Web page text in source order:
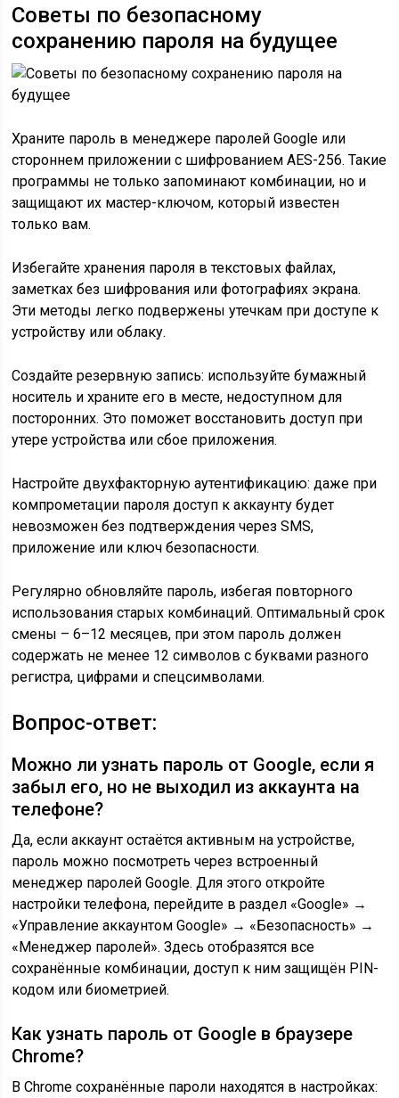
Советы по безопасному
сохранению пароля на будущее
Храните пароль в менеджере паролей Google или
стороннем приложении с шифрованием AES-256. Такие
программы не только запоминают комбинации, но и
защищают их мастер-ключом, который известен
только вам.
Избегайте хранения пароля в текстовых файлах,
заметках без шифрования или фотографиях экрана.
Эти методы легко подвержены утечкам при доступе к
устройству или облаку.
Создайте резервную запись: используйте бумажный
носитель и храните его в месте, недоступном для
посторонних. Это поможет восстановить доступ при
утере устройства или сбое приложения.
Настройте двухфакторную аутентификацию: даже при
компрометации пароля доступ к аккаунту будет
невозможен без подтверждения через SMS,
приложение или ключ безопасности.
Регулярно обновляйте пароль, избегая повторного
использования старых комбинаций. Оптимальный срок
смены – 6–12 месяцев, при этом пароль должен
содержать не менее 12 символов с буквами разного
регистра, цифрами и спецсимволами.
Вопрос-ответ:
Можно ли узнать пароль от Google, если я
забыл его, но не выходил из аккаунта на
телефоне?
Да, если аккаунт остаётся активным на устройстве,
пароль можно посмотреть через встроенный
менеджер паролей Google. Для этого откройте
настройки телефона, перейдите в раздел «Google» →
«Управление аккаунтом Google» → «Безопасность» →
«Менеджер паролей». Здесь отобразятся все
сохранённые комбинации, доступ к ним защищён PIN-
кодом или биометрией.
Как узнать пароль от Google в браузере
Chrome?
В Chrome сохранённые пароли находятся в настройках: